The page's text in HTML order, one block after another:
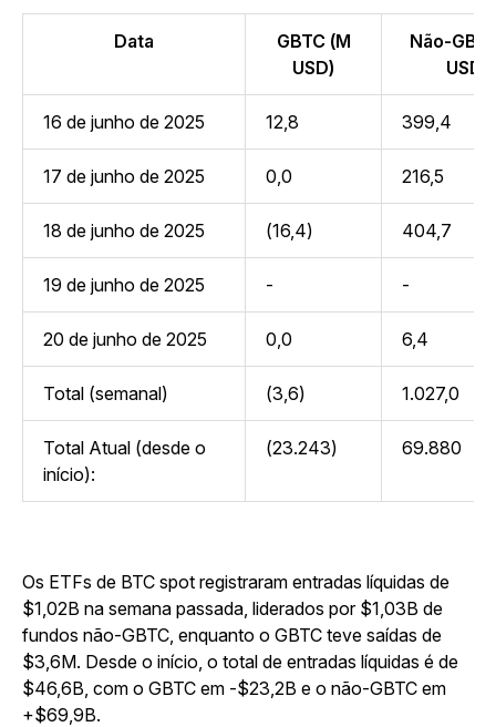
Data
GBTC (M
USD)
Não-
USD)
16 de junho de 2025 12,8 399,4
17 de junho de 2025 0,0 216,5
18 de junho de 2025 (16,4) 404,7
19 de junho de 2025 - -
20 de junho de 2025 0,0 6,4
Total (semanal) (3,6) 1.027,0
Total Atual (desde o
início):
(23.243) 69.880
Os ETFs de BTC spot registraram entradas líquidas de
$1,02B na semana passada, liderados por $1,03B de
fundos não-GBTC, enquanto o GBTC teve saídas de
$3,6M. Desde o início, o total de entradas líquidas é de
$46,6B, com o GBTC em -$23,2B e o não-GBTC em
+$69,9B.